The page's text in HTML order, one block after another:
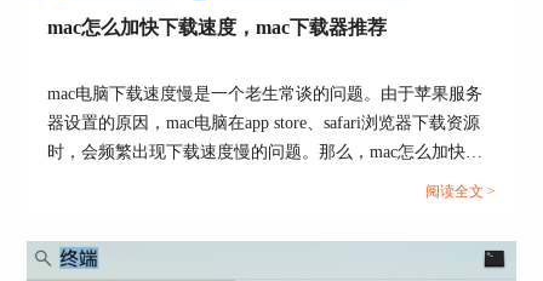
在获取浏览器的安装许可后，folx的下载功能会安
的方式，可选择菜单功能启动folx创建下载任务。
除了捕获当前链接内容外，我们也可以使用folx捕
获页面上的所有链接，以下载页面上的照片、音
mac怎么加快下载速度，mac下载器推荐
mac电脑下载速度慢是一个老生常谈的问题。由于苹果服务
器设置的原因，mac电脑在app store、safari浏览器下载资源
时，会频繁出现下载速度慢的问题。那么，mac怎么加快下
载速度？mac下载器推荐有哪些？接下来，就让我们一起来
阅读全文 >